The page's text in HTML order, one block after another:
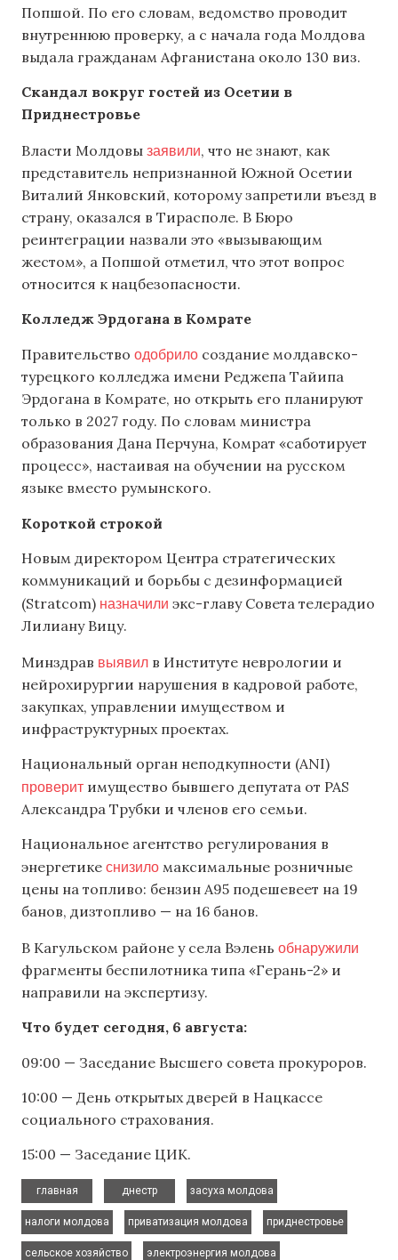
Попшой. По его словам, ведомство проводит
внутреннюю проверку, а с начала года Молдова
выдала гражданам Афганистана около 130 виз.
Скандал вокруг гостей из Осетии в
Приднестровье
Власти Молдовы заявили, что не знают, как
представитель непризнанной Южной Осетии
Виталий Янковский, которому запретили въезд в
страну, оказался в Тирасполе. В Бюро
реинтеграции назвали это «вызывающим
жестом», а Попшой отметил, что этот вопрос
относится к нацбезопасности.
Колледж Эрдогана в Комрате
Правительство одобрило создание молдавско-
турецкого колледжа имени Реджепа Тайипа
Эрдогана в Комрате, но открыть его планируют
только в 2027 году. По словам министра
образования Дана Перчуна, Комрат «саботирует
процесс», настаивая на обучении на русском
языке вместо румынского.
Короткой строкой
Новым директором Центра стратегических
коммуникаций и борьбы с дезинформацией
(Stratcom) назначили экс-главу Совета телерадио
Лилиану Вицу.
Минздрав выявил в Институте неврологии и
нейрохирургии нарушения в кадровой работе,
закупках, управлении имуществом и
инфраструктурных проектах.
Национальный орган неподкупности (ANI)
проверит имущество бывшего депутата от PAS
Александра Трубки и членов его семьи.
Национальное агентство регулирования в
энергетике снизило максимальные розничные
цены на топливо: бензин А95 подешевеет на 19
банов, дизтопливо — на 16 банов.
В Кагульском районе у села Вэлень обнаружили
фрагменты беспилотника типа «Герань-2» и
направили на экспертизу.
Что будет сегодня, 6 августа:
09:00 — Заседание Высшего совета прокуроров.
10:00 — День открытых дверей в Нацкассе
социального страхования.
15:00 — Заседание ЦИК.
главная
днестр
засуха молдова
налоги молдова
приватизация молдова
приднестровье
сельское хозяйство
электроэнергия молдова